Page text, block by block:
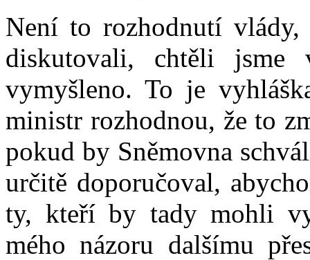
Není to rozhodnutí
diskutovali, chtěli jsme
vymyšleno. To je
ministr rozhodnou, že to
pokud by Sněmovna
určitě doporučoval,
ty, kteří by tady mohli
mého názoru dalšímu